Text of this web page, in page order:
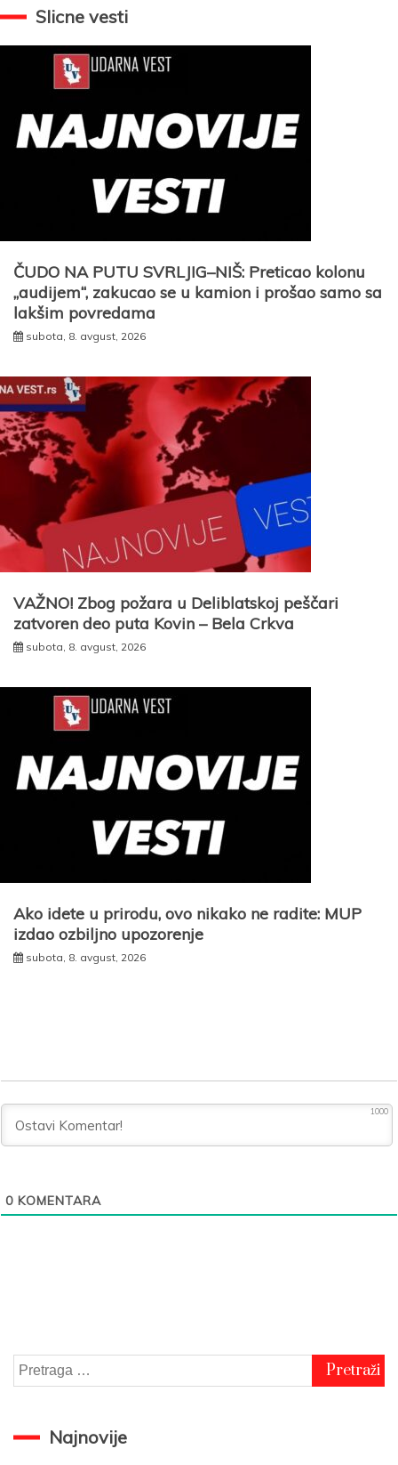
Slicne vesti
ČUDO NA PUTU SVRLJIG–NIŠ: Preticao kolonu
„audijem“, zakucao se u kamion i prošao samo sa
lakšim povredama
subota, 8. avgust, 2026
VAŽNO! Zbog požara u Deliblatskoj peščari
zatvoren deo puta Kovin – Bela Crkva
subota, 8. avgust, 2026
Ako idete u prirodu, ovo nikako ne radite: MUP
izdao ozbiljno upozorenje
subota, 8. avgust, 2026
1000
0 KOMENTARA
Pretraga
za:
Najnovije